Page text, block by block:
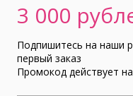
3 000
Подпишитесь на наши
первый заказ
Промокод действует